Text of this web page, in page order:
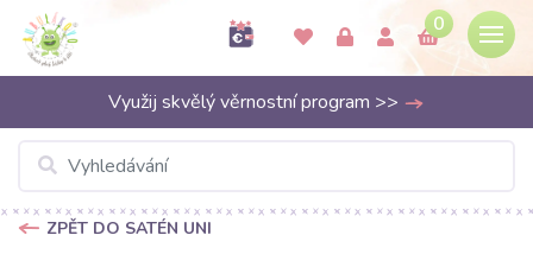
0
Využij skvělý věrnostní program >>
ZPĚT DO SATÉN UNI